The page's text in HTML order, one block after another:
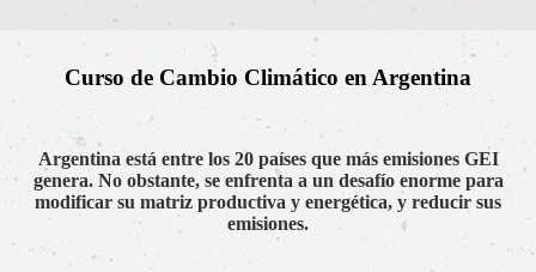
Curso de Cambio Climático en Argentina
Argentina está entre los 20 países que más emisiones GEI
genera. No obstante, se enfrenta a un desafío enorme para
modificar su matriz productiva y energética, y reducir sus
emisiones.